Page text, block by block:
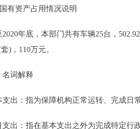
资产占用情况说明
年底，本部门共有车辆25台，502.92
)，110万元。
词解释
：指为保障机构正常运转、完成日
：指在基本支出之外为完成特定行